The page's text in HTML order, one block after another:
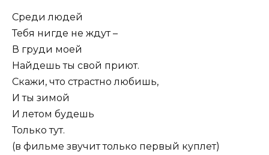
Среди людей
Тебя нигде не ждут –
В груди моей
Найдешь ты свой приют.
Скажи, что страстно любишь,
И ты зимой
И летом будешь
Только тут.
(в фильме звучит только первый куплет)